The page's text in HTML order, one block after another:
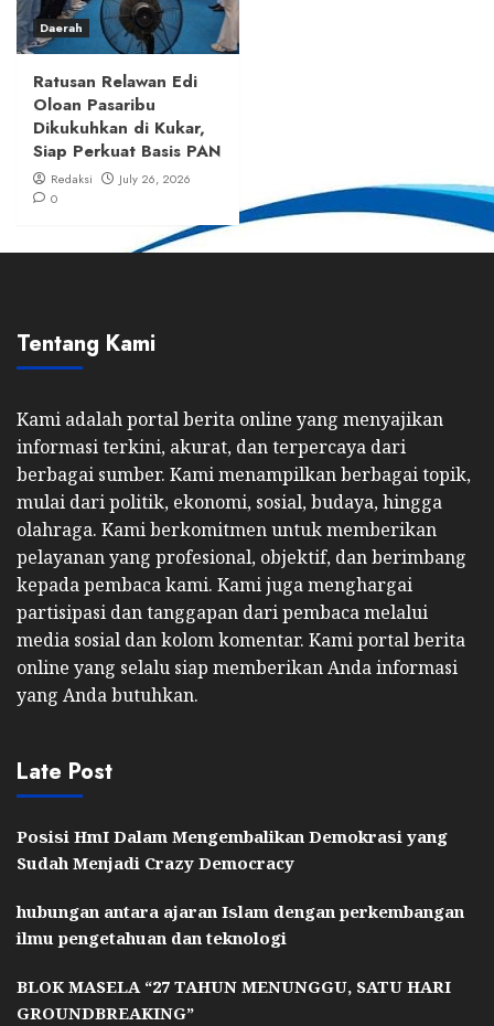
Daerah
Ratusan Relawan Edi
Oloan Pasaribu
Dikukuhkan di Kukar,
Siap Perkuat Basis PAN
Redaksi
July 26, 2026
0
Tentang Kami
Kami adalah portal berita online yang menyajikan
informasi terkini, akurat, dan terpercaya dari
berbagai sumber. Kami menampilkan berbagai topik,
mulai dari politik, ekonomi, sosial, budaya, hingga
olahraga. Kami berkomitmen untuk memberikan
pelayanan yang profesional, objektif, dan berimbang
kepada pembaca kami. Kami juga menghargai
partisipasi dan tanggapan dari pembaca melalui
media sosial dan kolom komentar. Kami portal berita
online yang selalu siap memberikan Anda informasi
yang Anda butuhkan.
Late Post
Posisi HmI Dalam Mengembalikan Demokrasi yang
Sudah Menjadi Crazy Democracy
hubungan antara ajaran Islam dengan perkembangan
ilmu pengetahuan dan teknologi
BLOK MASELA “27 TAHUN MENUNGGU, SATU HARI
GROUNDBREAKING”